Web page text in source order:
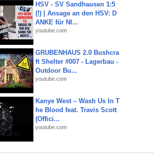
HSV - SV Sandhausen 1:5
(!) | Ansage an den HSV: D
ANKE für NI...
youtube.com
GRUBENHAUS 2.0 Bushcra
ft Shelter #007 - Lagerbau -
Outdoor Bu...
youtube.com
Kanye West – Wash Us In T
he Blood feat. Travis Scott
(Offici...
youtube.com